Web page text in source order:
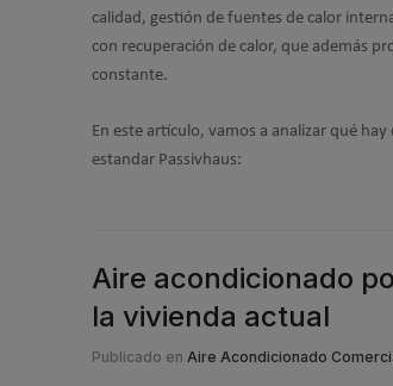
calidad, gestión de fuentes de calor
con recuperación de calor, que además
constante.
En este artículo, vamos a analizar qué
estandar Passivhaus:
Aire acondicionado
la vivienda actual
Publicado en Aire Acondicionado